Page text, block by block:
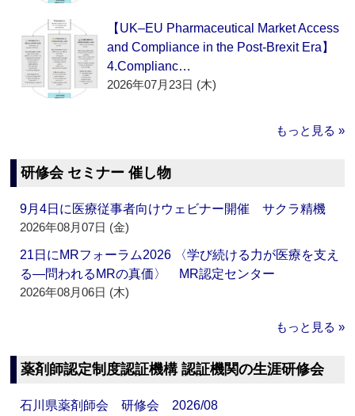
【UK–EU Pharmaceutical Market Access
and Compliance in the Post-Brexit Era】
4.Complianc…
2026年07月23日 (木)
もっと見る »
研修会 セミナー 催し物
9月4日に医療従事者向けウェビナー開催 サクラ精機
2026年08月07日 (金)
21日にMRフォーラム2026 〈学び続ける力が医療を支え
る―問われるMRの真価〉 MR認定センター
2026年08月06日 (木)
もっと見る »
薬剤師認定制度認証機構 認証機関の生涯研修会
石川県薬剤師会 研修会 2026/08